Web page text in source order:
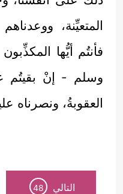
المتعيِّنة،
فأنتُم أيُّها
وسلم - إنْ بقيتُم
العقوبةُ، ونصرناه
التالي 48